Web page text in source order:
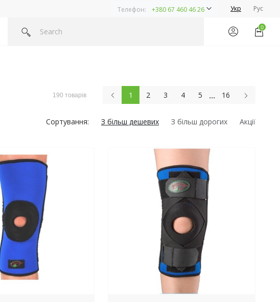
Телефон: +380 67 460 46 26 Укр Рус
0
190 товарів 1 2 3 4 5 ... 16
Сортування: З більш дешевих З більш дорогих Акції